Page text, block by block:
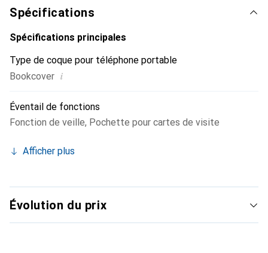
coque livre en noir donne à votre smartphone un aspect
classique en cuir. Grâce à la fermeture magnétique, cette
coque protège votre Asus Zenfone 6 (ZS630KL) dans
votre smartphone restent accessibles et il peut être
utilisé même avec la coque fermée.
Spécifications
Spécifications principales
Type de coque pour téléphone portable
Bookcover i
Éventail de fonctions
Fonction de veille, Pochette pour cartes de visite
Afficher plus
Évolution du prix